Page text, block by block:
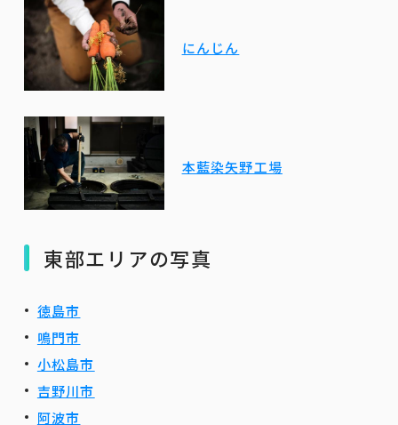
にんじん
本藍染矢野工場
東部エリアの写真
徳島市
鳴門市
小松島市
吉野川市
阿波市